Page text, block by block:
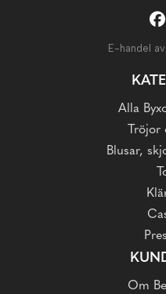
E-handel
Alla
Tröjor
Blusar,
Om